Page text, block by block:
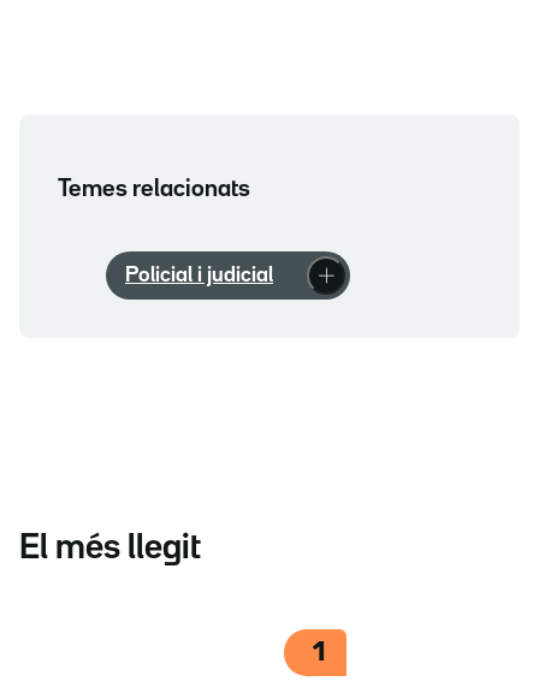
Temes relacionats
Policial i judicial
El més llegit
1